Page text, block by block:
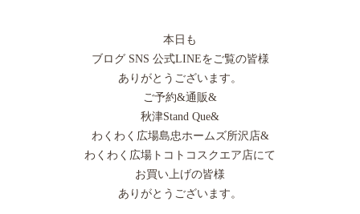
本日も
ブログ SNS 公式LINEをご覧の皆様
ありがとうございます。
ご予約&通販&
秋津Stand Que&
わくわく広場島忠ホームズ所沢店&
わくわく広場トコトコスクエア店にて
お買い上げの皆様
ありがとうございます。